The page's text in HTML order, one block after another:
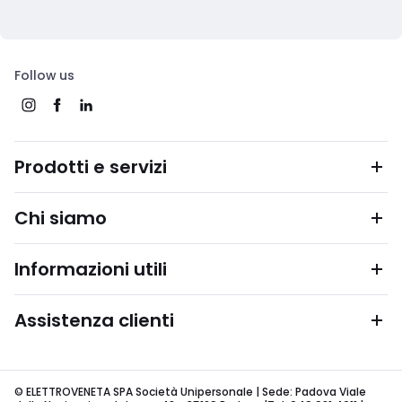
Follow us
Prodotti e servizi
Chi siamo
Informazioni utili
Assistenza clienti
© ELETTROVENETA SPA Società Unipersonale | Sede: Padova Viale